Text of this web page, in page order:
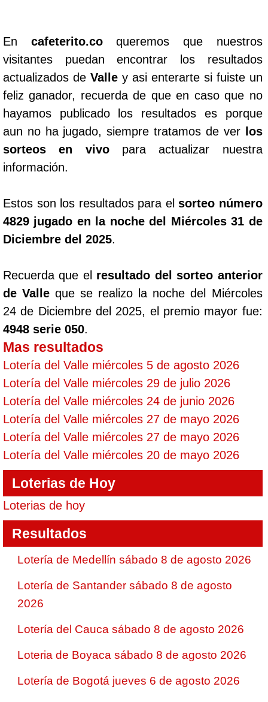
En cafeterito.coqueremos que nuestros
visitantes puedan encontrar los resultados
actualizados de Valley asi enterarte si fuiste un
feliz ganador, recuerda de que en caso que no
hayamos publicado los resultados es porque
aun no ha jugado, siempre tratamos de ver
los
sorteos en vivopara actualizar nuestra
información.
Estos son los resultados para elsorteo número
4829 jugado en la noche del Miércoles 31 de
Diciembre del 2025.
Recuerda que el resultado del sorteo anterior
de Valle que se realizo la noche del Miércoles
24 de Diciembre del 2025, el premio mayor fue:
4948 serie 050.
Mas resultados
Lotería del Valle miércoles 5 de agosto 2026
Lotería del Valle miércoles 29 de julio 2026
Lotería del Valle miércoles 24 de junio 2026
Lotería del Valle miércoles 27 de mayo 2026
Lotería del Valle miércoles 27 de mayo 2026
Lotería del Valle miércoles 20 de mayo 2026
Loterias de Hoy
Loterias de hoy
Resultados
Lotería de Medellín sábado 8 de agosto 2026
Lotería de Santander sábado 8 de agosto
2026
Lotería del Cauca sábado 8 de agosto 2026
Loteria de Boyaca sábado 8 de agosto 2026
Lotería de Bogotá jueves 6 de agosto 2026